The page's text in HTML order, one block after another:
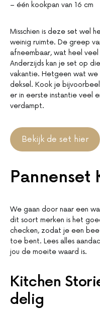
– één kookpan van 16 cm
Misschien is deze set wel
weinig ruimte. De greep
afneembaar, wat heel
Anderzijds kan je set op
vakantie. Hetgeen wat we
deksel. Kook je
er in eerste instantie veel
verdampt.
Bekijk de set hier
Pannenset
We gaan door naar een
dit soort merken is het
checken, zodat je een
toe bent. Lees alles
jou de moeite waard is.
Kitchen
delig